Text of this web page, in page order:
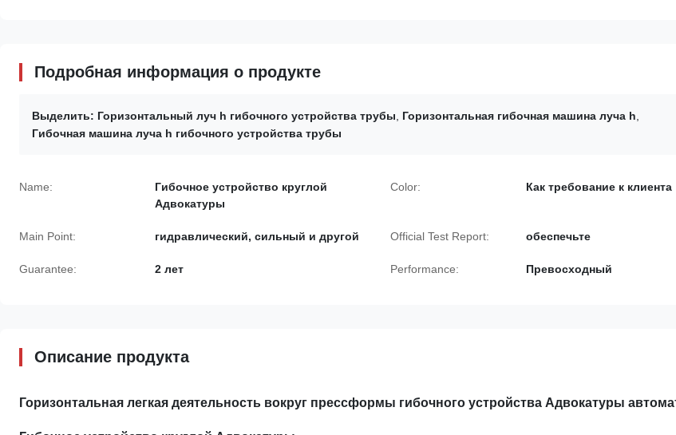
Подробная информация о продукте
Выделить: Горизонтальный луч h гибочного устройства трубы Горизонтальная гибочная машина луча h
Гибочная машина луча h гибочного устройства трубы
Name:
Гибочное устройство круглой
Адвокатуры
Color: Как требование к клиента
Main Point: гидравлический, сильный и другой Official Test Report: обеспечьте
Guarantee: 2 лет Performance: Превосходный
Описание продукта
Горизонтальная легкая деятельность вокруг прессформы гибочного устройства Адвокатуры